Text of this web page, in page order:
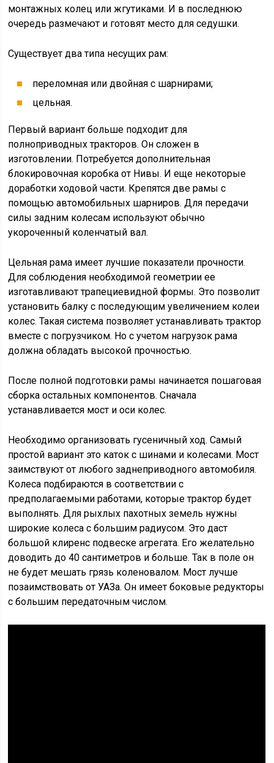
монтажных колец или жгутиками. И в последнюю
очередь размечают и готовят место для седушки.
Существует два типа несущих рам:
переломная или двойная с шарнирами;
цельная.
Первый вариант больше подходит для
полноприводных тракторов. Он сложен в
изготовлении. Потребуется дополнительная
блокировочная коробка от Нивы. И еще некоторые
доработки ходовой части. Крепятся две рамы с
помощью автомобильных шарниров. Для передачи
силы задним колесам используют обычно
укороченный коленчатый вал.
Цельная рама имеет лучшие показатели прочности.
Для соблюдения необходимой геометрии ее
изготавливают трапециевидной формы. Это позволит
установить балку с последующим увеличением колеи
колес. Такая система позволяет устанавливать трактор
вместе с погрузчиком. Но с учетом нагрузок рама
должна обладать высокой прочностью.
После полной подготовки рамы начинается пошаговая
сборка остальных компонентов. Сначала
устанавливается мост и оси колес.
Необходимо организовать гусеничный ход. Самый
простой вариант это каток с шинами и колесами. Мост
заимствуют от любого заднеприводного автомобиля.
Колеса подбираются в соответствии с
предполагаемыми работами, которые трактор будет
выполнять. Для рыхлых пахотных земель нужны
широкие колеса с большим радиусом. Это даст
большой клиренс подвеске агрегата. Его желательно
доводить до 40 сантиметров и больше. Так в поле он
не будет мешать грязь коленовалом. Мост лучше
позаимствовать от УАЗа. Он имеет боковые редукторы
с большим передаточным числом.